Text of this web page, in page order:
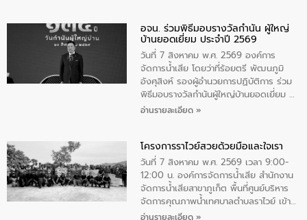
ทิพย์คำ รองผู้ว่าราชการจังหวัดมุกดาหาร
เป็นประธานในพิธี ณ เรือนจําชั่วคราวนาโสก
ตําบลนาโสก อําเภอเมืองมุกดาหาร จังหวัด
มุกดาหาร โดยในกิจกรรมได้ร่วมปลูกป่า และ
ทําความสะอาดภายในบริเวณ จัดกิจกรรม
เพื่อถวายเป็นพระราชกุศล สมเด็จพระนาง
เจ้าสิริกิติ์พระบรมราชินีนาถ พระบรมราช
อจน. ร่วมพิธีมอบรางวัลกำนัน ผู้ใหญ่
บ้านยอดเยี่ยม ประจำปี 2569
วันที่ 7 สิงหาคม พ.ศ. 2569 องค์การ
จัดการน้ำเสีย โดยว่าที่ร้อยตรี พัฒนภูมิ
อังศุสิงห์ รองผู้อำนวยการปฏิบัติการ ร่วม
พิธีมอบรางวัลกำนันผู้ใหญ่บ้านยอดเยี่ยม ณ
ทำเนียบรัฐบาล โดยมีนายอนุทิน ชาญวีรกูล
ทองคำและประกาศเกียรติคุณให้แก่ กำนัน
ผู้ใหญ่บ้านยอดเยี่ยม พร้อมกล่าวชื่นชม ให้
โอวาท และมอบนโยบาย
อ่านรายละเอียด »
โครงการราไวย์สวยด้วยมือและใจเรา
วันที่ 7 สิงหาคม พ.ศ. 2569 เวลา 9:00-
12:00 น. องค์การจัดการน้ำเสีย สำนักงาน
จัดการน้ำเสียสาขาภูเก็ต พื้นที่ศูนย์บริหาร
จัดการคุณภาพน้ำเทศบาลตำบลราไวย์ เข้า
ร่วมโครงการราไวย์สวยด้วยมือและใจเรา
อ่านรายละเอียด »